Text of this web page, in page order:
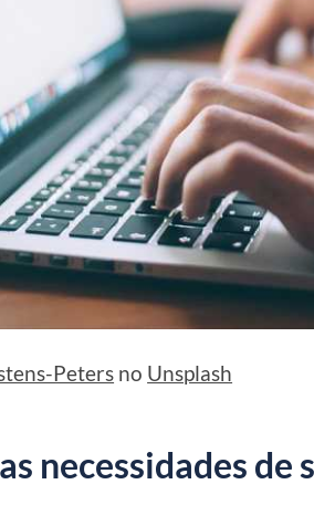
Peters no Unsplash
necessidades de